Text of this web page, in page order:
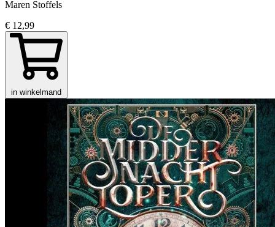
Maren Stoffels
€ 12,99
in winkelmand